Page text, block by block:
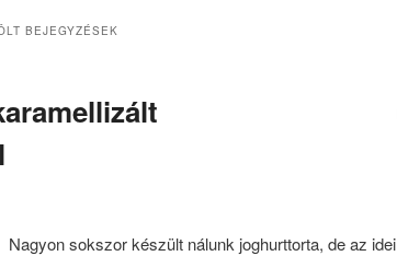
BEJEGYZÉSEK
Nagyon sokszor készült nálunk joghurttorta, de az idei